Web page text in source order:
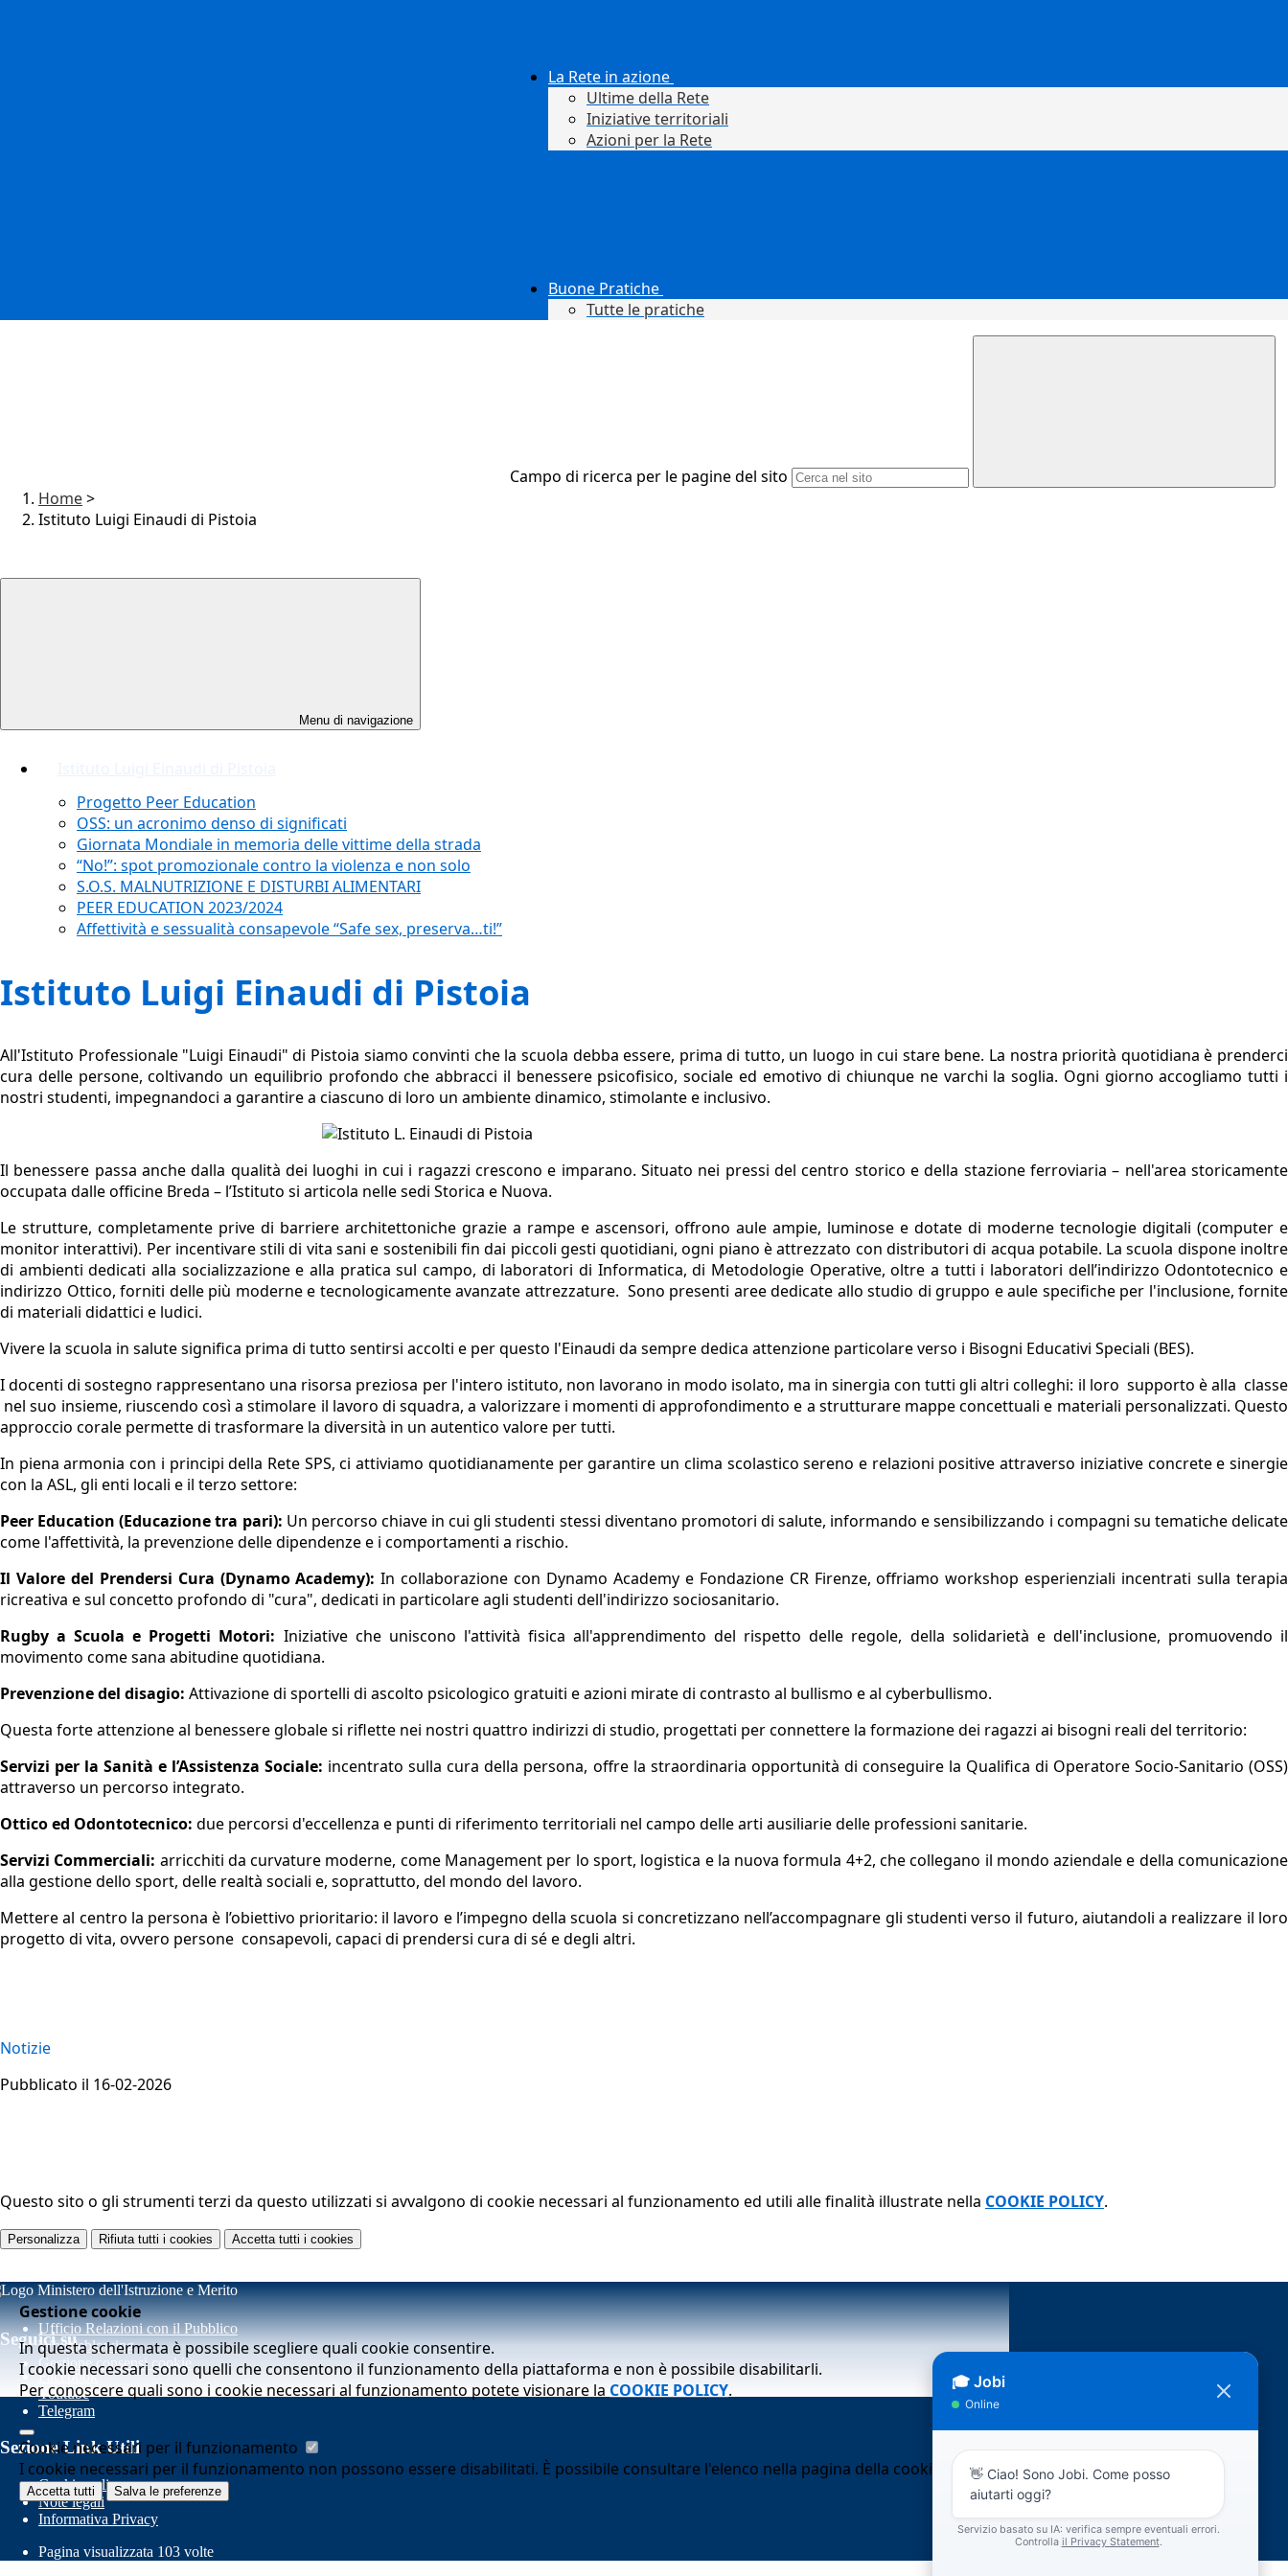
La Rete in azione
Ultime della Rete
Iniziative territoriali
Azioni per la Rete
Buone Pratiche
Tutte le pratiche
Campo di ricerca per le pagine del sito
Home>
Istituto Luigi Einaudi di Pistoia
Menu di navigazione
Progetto Peer Education
OSS: un acronimo denso di significati
Giornata Mondiale in memoria delle vittime della strada
“No!”: spot promozionale contro la violenza e non solo
S.O.S. MALNUTRIZIONE E DISTURBI ALIMENTARI
PEER EDUCATION 2023/2024
Affettività e sessualità consapevole “Safe sex, preserva…ti!”
Istituto Luigi Einaudi di Pistoia
All'Istituto Professionale "Luigi Einaudi" di Pistoia siamo convinti che la scuola debba essere, prima di tutto, un luogo in cui stare bene. La nostra priorità quotidiana è prenderci
cura delle persone, coltivando un equilibrio profondo che abbracci il benessere psicofisico, sociale ed emotivo di chiunque ne varchi la soglia. Ogni giorno accogliamo tutti i
nostri studenti, impegnandoci a garantire a ciascuno di loro un ambiente dinamico, stimolante e inclusivo.
Il benessere passa anche dalla qualità dei luoghi in cui i ragazzi crescono e imparano. Situato nei pressi del centro storico e della stazione ferroviaria – nell'area storicamente
occupata dalle officine Breda – l’Istituto si articola nelle sedi Storica e Nuova.
Le strutture, completamente prive di barriere architettoniche grazie a rampe e ascensori, offrono aule ampie, luminose e dotate di moderne tecnologie digitali (computer e
monitor interattivi). Per incentivare stili di vita sani e sostenibili fin dai piccoli gesti quotidiani, ogni piano è attrezzato con distributori di acqua potabile. La scuola dispone inoltre
di ambienti dedicati alla socializzazione e alla pratica sul campo, di laboratori di Informatica, di Metodologie Operative, oltre a tutti i laboratori dell’indirizzo Odontotecnico e
indirizzo Ottico, forniti delle più moderne e tecnologicamente avanzate attrezzature. Sono presenti aree dedicate allo studio di gruppo e aule specifiche per l'inclusione, fornite
di materiali didattici e ludici.
Vivere la scuola in salute significa prima di tutto sentirsi accolti e per questo l'Einaudi da sempre dedica attenzione particolare verso i Bisogni Educativi Speciali (BES).
I docenti di sostegno rappresentano una risorsa preziosa per l'intero istituto, non lavorano in modo isolato, ma in sinergia con tutti gli altri colleghi: il loro supporto è alla classe
nel suo insieme, riuscendo così a stimolare il lavoro di squadra, a valorizzare i momenti di approfondimento e a strutturare mappe concettuali e materiali personalizzati. Questo
approccio corale permette di trasformare la diversità in un autentico valore per tutti.
In piena armonia con i principi della Rete SPS, ci attiviamo quotidianamente per garantire un clima scolastico sereno e relazioni positive attraverso iniziative concrete e sinergie
con la ASL, gli enti locali e il terzo settore:
Peer Education (Educazione tra pari): Un percorso chiave in cui gli studenti stessi diventano promotori di salute, informando e sensibilizzando i compagni su tematiche delicate
come l'affettività, la prevenzione delle dipendenze e i comportamenti a rischio.
Il Valore del Prendersi Cura (Dynamo Academy): In collaborazione con Dynamo Academy e Fondazione CR Firenze, offriamo workshop esperienziali incentrati sulla terapia
ricreativa e sul concetto profondo di "cura", dedicati in particolare agli studenti dell'indirizzo sociosanitario.
Rugby a Scuola e Progetti Motori: Iniziative che uniscono l'attività fisica all'apprendimento del rispetto delle regole, della solidarietà e dell'inclusione, promuovendo il
movimento come sana abitudine quotidiana.
Prevenzione del disagio: Attivazione di sportelli di ascolto psicologico gratuiti e azioni mirate di contrasto al bullismo e al cyberbullismo.
Questa forte attenzione al benessere globale si riflette nei nostri quattro indirizzi di studio, progettati per connettere la formazione dei ragazzi ai bisogni reali del territorio:
Servizi per la Sanità e l’Assistenza Sociale: incentrato sulla cura della persona, offre la straordinaria opportunità di conseguire la Qualifica di Operatore Socio-Sanitario (OSS)
attraverso un percorso integrato.
Ottico ed Odontotecnico: due percorsi d'eccellenza e punti di riferimento territoriali nel campo delle arti ausiliarie delle professioni sanitarie.
Servizi Commerciali: arricchiti da curvature moderne, come Management per lo sport, logistica e la nuova formula 4+2, che collegano il mondo aziendale e della comunicazione
alla gestione dello sport, delle realtà sociali e, soprattutto, del mondo del lavoro.
Mettere al centro la persona è l’obiettivo prioritario: il lavoro e l’impegno della scuola si concretizzano nell’accompagnare gli studenti verso il futuro, aiutandoli a realizzare il loro
progetto di vita, ovvero persone consapevoli, capaci di prendersi cura di sé e degli altri.
Notizie
Pubblicato il 16-02-2026
Questo sito o gli strumenti terzi da questo utilizzati si avvalgono di cookie necessari al funzionamento ed utili alle finalità illustrate nella COOKIE POLICY.
Personalizza Rifiuta tutti i cookies Accetta tutti i cookies
Gestione cookie
In questa schermata è possibile scegliere quali cookie consentire.
I cookie necessari sono quelli che consentono il funzionamento della piattaforma e non è possibile disabilitarli.
Per conoscere quali sono i cookie necessari al funzionamento potete visionare la COOKIE POLICY.
Cookie necessari per il funzionamento
I cookie necessari per il funzionamento non possono essere disabilitati. È possibile consultare l'elenco nella pagina della cookie policy.
Accetta tutti Salva le preferenze
Ufficio Relazioni con il Pubblico
Whistleblowing
Gestione consensi cookie
Seguici su
Facebook
Youtube
Telegram
Sezione Link Utili
Cookie policy
Note legali
Informativa Privacy
Pagina visualizzata 103 volte